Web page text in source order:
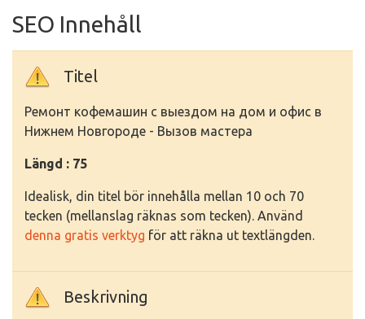
SEO Innehåll
Titel
Ремонт кофемашин с выездом на дом и офис в
Нижнем Новгороде - Вызов мастера
Längd : 75
Idealisk, din titel bör innehålla mellan 10 och 70
tecken (mellanslag räknas som tecken). Använd
denna gratis verktyg för att räkna ut textlängden.
Beskrivning